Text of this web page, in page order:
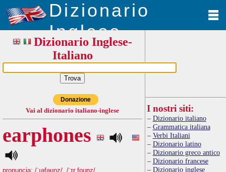
Dizionario
Inglese
Dizionario Inglese-
Italiano
Donazione
Vai al dizionario italiano-inglese
earphones
pronuncia: /ˈıəfəʋnz/, /ˈɪrˌfoʊnz/
I nostri siti:
Dizionario italiano
Grammatica italiana
Verbi Italiani
Dizionario latino
Dizionario greco antico
Dizionario francese
Dizionario inglese